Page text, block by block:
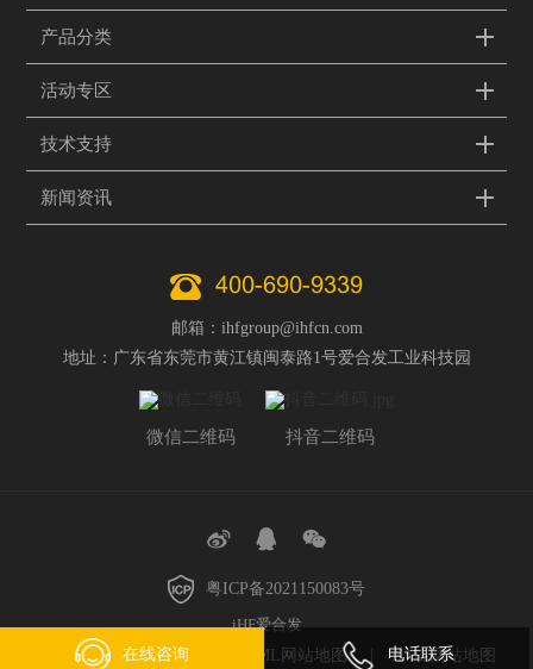
产品分类
活动专区
技术支持
新闻资讯
400-690-9339
邮箱：ihfgroup@ihfcn.com
地址：广东省东莞市黄江镇闽泰路1号爱合发工业科技园
微信二维码 抖音二维码
粤ICP备2021150083号
iHF爱合发
技术支持：创同盟
HTML网站地图 XML网站地图
在线咨询 电话联系